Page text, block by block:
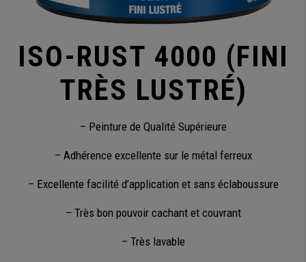
ISO-RUST 4000 (FINI
TRÈS LUSTRÉ)
– Peinture de Qualité Supérieure
– Adhérence excellente sur le métal ferreux
– Excellente facilité d’application et sans éclaboussure
– Très bon pouvoir cachant et couvrant
– Très lavable